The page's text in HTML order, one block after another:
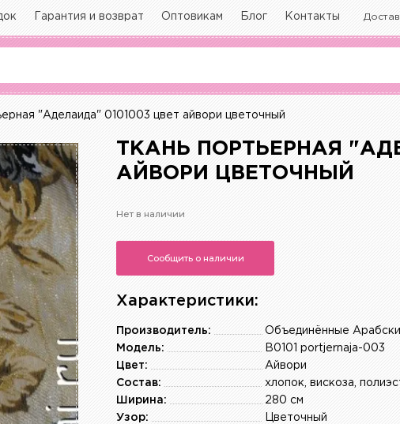
Гарантия и возврат Оптовикам Блог Контакты
"Аделаида" 0101003 цвет айвори цветочный
ТКАНЬ ПОРТЬЕРНАЯ
АЙВОРИ ЦВЕТОЧНЫЙ
Нет в наличии
Сообщить о наличии
Характеристики:
Объединённые
Производитель:
B0101 portjernaja-003
Модель:
Айвори
Цвет:
хлопок, вискоза,
Состав:
280 см
Ширина:
Цветочный
Узор: